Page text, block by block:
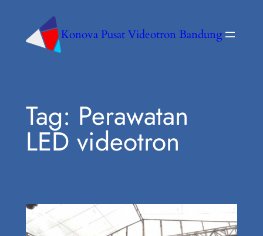
Konova Pusat Videotron Bandung
Tag: Perawatan
LED videotron